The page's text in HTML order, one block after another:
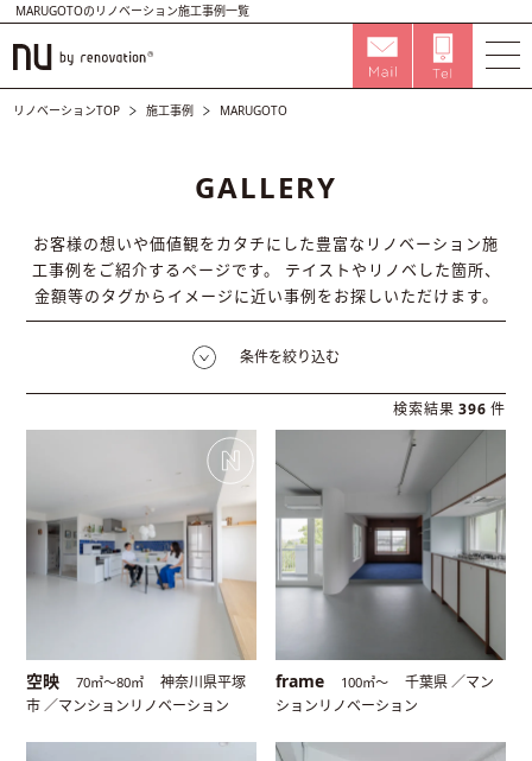
MARUGOTOのリノベーション施工事例一覧
リノベーションTOP 施工事例 MARUGOTO
GALLERY
お客様の想いや価値観をカタチにした豊富なリノベーション施
工事例をご紹介するページです。
テイストやリノベした箇所、
金額等のタグからイメージに近い事例をお探しいただけます。
条件を絞り込む
検索結果 396 件
空映 70㎡〜80㎡
神奈川県平塚
市 ／マンションリノベーション
frame 100㎡〜
千葉県 ／マン
ションリノベーション